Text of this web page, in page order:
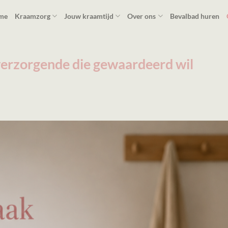
Kraamzorg Jouw kraamtijd Over ons Bevalbad huren
die gewaardeerd wil